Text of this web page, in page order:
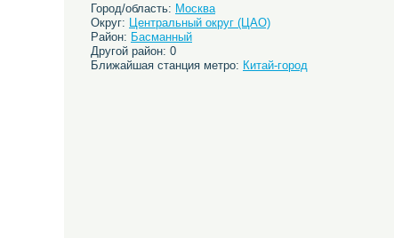
Город/область: Москва
Округ: Центральный округ (ЦАО)
Район: Басманный
Другой район: 0
Ближайшая станция метро: Китай-город